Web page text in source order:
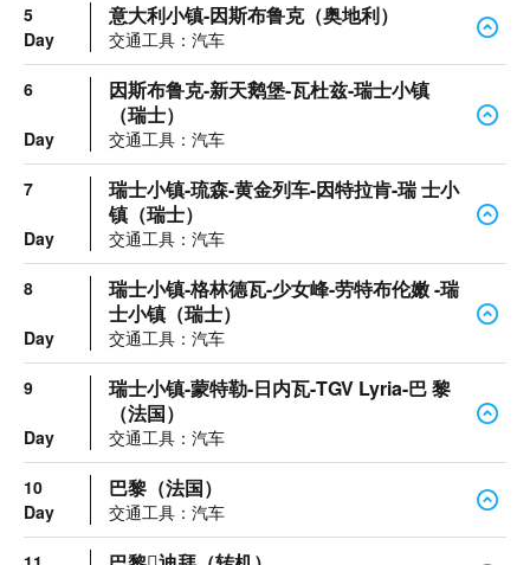
5
Day
意大利小镇-因斯布鲁克（奥地利）
交通工具：汽车
6
Day
因斯布鲁克-新天鹅堡-瓦杜兹-瑞士小镇
（瑞士）
交通工具：汽车
7
Day
瑞士小镇-琉森-黄金列车-因特拉肯-瑞 士小
镇（瑞士）
交通工具：汽车
8
Day
瑞士小镇-格林德瓦-少女峰-劳特布伦嫩 -瑞
士小镇（瑞士）
交通工具：汽车
9
Day
瑞士小镇-蒙特勒-日内瓦-TGV Lyria-巴 黎
（法国）
交通工具：汽车
10
Day
巴黎（法国）
交通工具：汽车